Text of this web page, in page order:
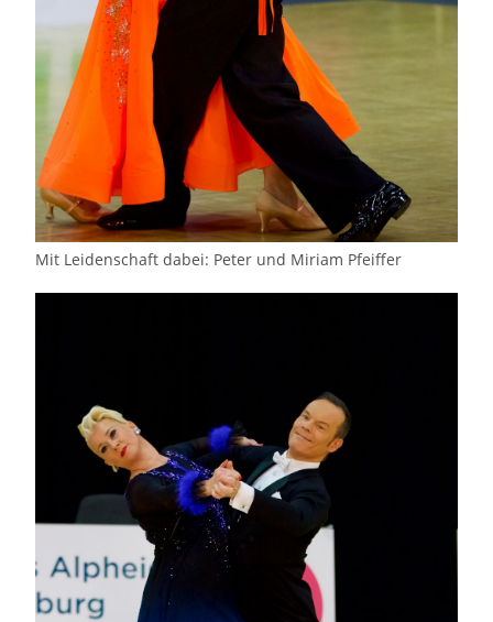
Mit Leidenschaft dabei: Peter und Miriam Pfeiffer